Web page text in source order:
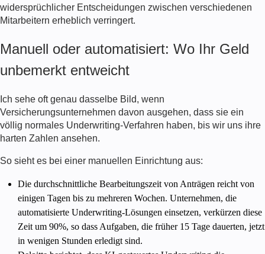
widersprüchlicher Entscheidungen zwischen verschiedenen
Mitarbeitern erheblich verringert.
Manuell oder automatisiert: Wo Ihr Geld
unbemerkt entweicht
Ich sehe oft genau dasselbe Bild, wenn
Versicherungsunternehmen davon ausgehen, dass sie ein
völlig normales Underwriting-Verfahren haben, bis wir uns ihre
harten Zahlen ansehen.
So sieht es bei einer manuellen Einrichtung aus:
Die durchschnittliche Bearbeitungszeit von Anträgen reicht von
einigen Tagen bis zu mehreren Wochen. Unternehmen, die
automatisierte Underwriting-Lösungen einsetzen, verkürzen diese
Zeit um 90%, so dass Aufgaben, die früher 15 Tage dauerten, jetzt
in wenigen Stunden erledigt sind.